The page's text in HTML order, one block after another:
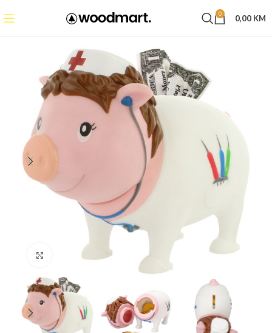
0 0,00 KM
Click to enlarge